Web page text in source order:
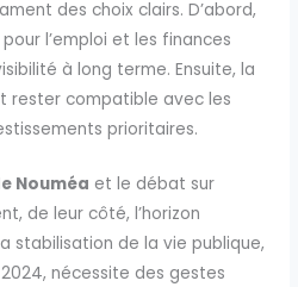
des choix clairs. D’abord,
l’emploi et les finances
à long terme. Ensuite, la
rester compatible avec les
prioritaires.
Nouméa et le débat sur
de leur côté, l’horizon
stabilisation de la vie publique,
nécessite des gestes